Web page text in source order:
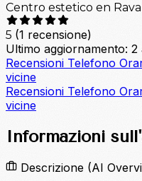
Centro estetico en
5 (1 recensione)
Ultimo aggiornamento: 2
Recensioni Telefono
vicine
Recensioni Telefono
vicine
Informazioni
Descrizione (AI